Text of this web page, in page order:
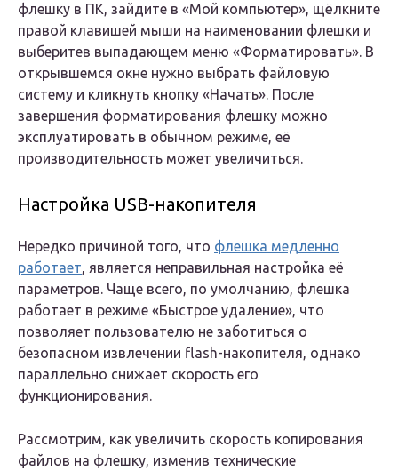
флешку в ПК, зайдите в «Мой компьютер», щёлкните
правой клавишей мыши на наименовании флешки и
выберитев выпадающем меню «Форматировать». В
открывшемся окне нужно выбрать файловую
систему и кликнуть кнопку «Начать». После
завершения форматирования флешку можно
эксплуатировать в обычном режиме, её
производительность может увеличиться.
Настройка USB-накопителя
Нередко причиной того, что флешка медленно
работает, является неправильная настройка её
параметров. Чаще всего, по умолчанию, флешка
работает в режиме «Быстрое удаление», что
позволяет пользователю не заботиться о
безопасном извлечении flash-накопителя, однако
параллельно снижает скорость его
функционирования.
Рассмотрим, как увеличить скорость копирования
файлов на флешку, изменив технические